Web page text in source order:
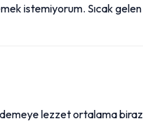
istemiyorum. Sıcak gelen
lezzet ortalama biraz